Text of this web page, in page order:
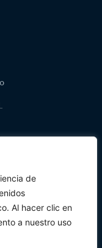
de
Al hacer clic en
a nuestro uso